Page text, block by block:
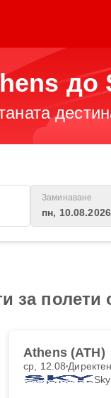
до
Заминаване
пн, 10.08.2026
за полети
Athens (ATH)
ср, 12.08 Директен